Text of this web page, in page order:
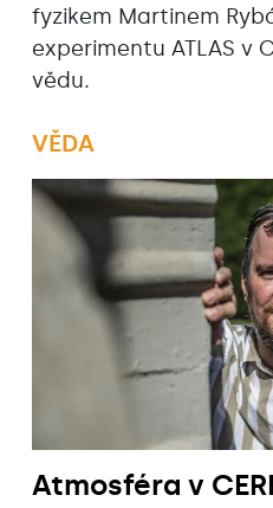
fyzikem Martinem
experimentu ATLAS v
vědu.
VĚDA
Atmosféra v